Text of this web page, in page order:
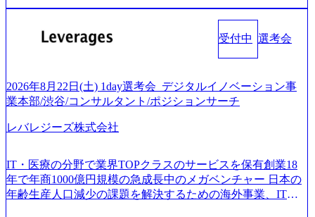
プロジェクトにおける課題/リスク管理などを担当。 ● シニ
アコンサルタント プロジェクトメンバーとしてプロジェク
トの一領域を担う。主な作業としては、As-Is分析、仮説構
ィスカッションペ ーパーの作成などを担当。 ● 裁量権 弊社
は2019年11月に設立され、成長期といわれるフェーズにあ
ります。 事業・組織を拡大していく時期のため、メンバー
や組織がスケールしていく過程を体感できます。 また、希
参加できる環境です。 自ら案件を取り、プロジェクト体制
を作っていくことも可能です。 ● 事業会社機能にも携われ
る 弊社にはコンサルティング事業以外にもSaaSプロダク
に、GAB試験に合格している方へ1day選考会当日のご案内
をさせていただきます。 急速なグローバル化により既存事
業では成長戦略を描く事が困難になった大手企業をサポー
す。 (1)既存または新規大手事業会社から依頼された「経営
戦略」等のコンサルティング支援を行います。クライアン
トは各業界上位5社をターゲットとし、特にCXOクラスから
「新規事業戦略」「既存事業のトランスフォーメーショ
案件をメインとしたコンサルティングを行います ＜プロジ
ェクト一部抜粋＞ ・海外事業(新規・既存)事業のビジネス
モデル検討支援 ・金融領域におけるAIを活用した事業戦略
るグローバル化」「資生堂グループのDX化支援」「ヴィヴ
ンサルティング活動のみならず、2021年にはKDDIと合弁会
社「ARISE analytics」を設立し、人工知能とデータアナリテ
ジタル人材育成の支援も盛んに行う 採用資料 (https://www.ac
centure.com/content/dam/accenture/final/accenture-com/document-
いて (https://www.accenture.com/content/dam/accenture/final/caree
のキャリアブログ (https://www.accenture.com/jp-ja/blogs/japan-
careers-blog) 江川社長が語る「105点経営」 (https://business.ni
kkei.com/atcl/gen/19/00604/021600008/) 規模拡大で成功する理
由【コンサル業界俯瞰マップ】 (https://diamond.jp/articles/-/34
受付中 選考会
2026年8月22日(土) 1day選考会_デジタルイノベーション事
業本部/渋谷/コンサルタント/ポジションサーチ
レバレジーズ株式会社
IT・医療の分野で業界TOPクラスのサービスを保有創業18
年で年商1000億円規模の急成長中のメガベンチャー 日本の
年齢生産人口減少の課題を解決するための海外事業、IT事